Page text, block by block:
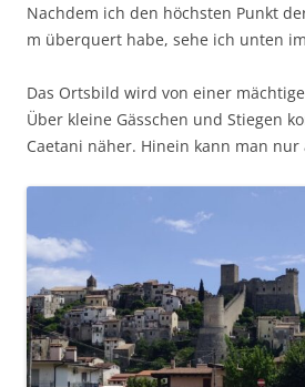
Nachdem ich den höchsten Punkt
m überquert habe, sehe ich unten
Das Ortsbild wird von einer
Über kleine Gässchen und Stiegen
Caetani näher. Hinein kann man nur